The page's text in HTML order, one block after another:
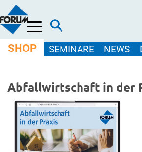
Menü
SHOP SEMINARE NEWS
Abfallwirtschaft in der